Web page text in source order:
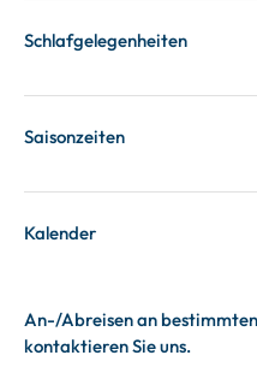
Schlafgelegenheiten
Saisonzeiten
Kalender